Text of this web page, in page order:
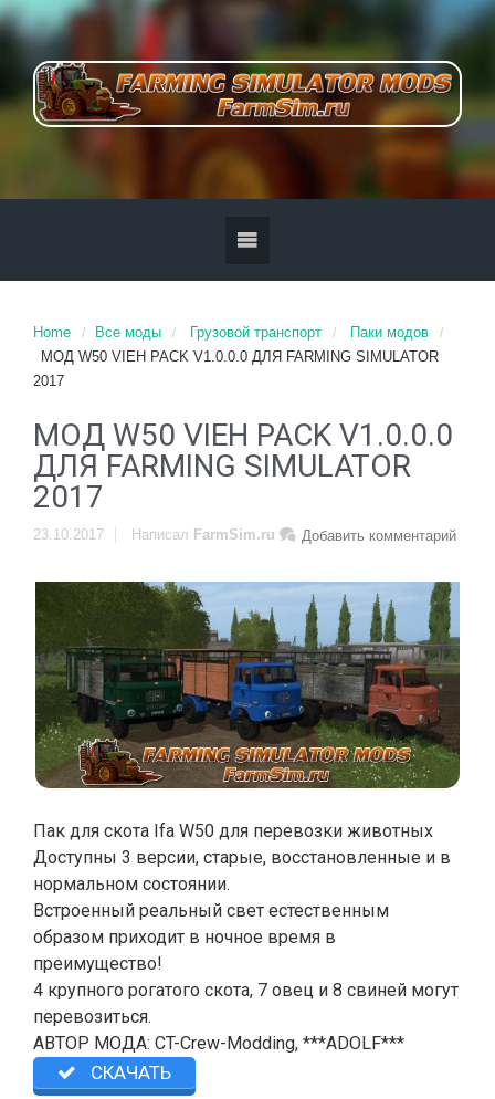
Home Все моды Грузовой транспорт
Паки модов
МОД W50 VIEH PACK V1.0.0.0 ДЛЯ FARMING SIMULATOR
2017
МОД W50 VIEH PACK V1.0.0.0
ДЛЯ FARMING SIMULATOR
2017
23.10.2017 Добавить комментарий
Написал FarmSim.ru
Пак для скота Ifa W50 для перевозки животных
Доступны 3 версии, старые, восстановленные и в
нормальном состоянии.
Встроенный реальный свет естественным
образом приходит в ночное время в
преимущество!
4 крупного рогатого скота, 7 овец и 8 свиней могут
перевозиться.
АВТОР МОДА: CT-Crew-Modding, ***ADOLF***
СКАЧАТЬ